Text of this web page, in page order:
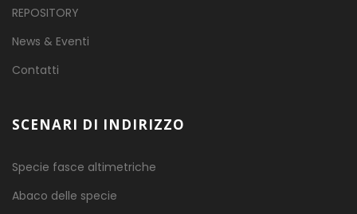
REPOSITORY
News & Eventi
Contatti
SCENARI DI INDIRIZZO
Specie fasce altimetriche
Abaco delle specie